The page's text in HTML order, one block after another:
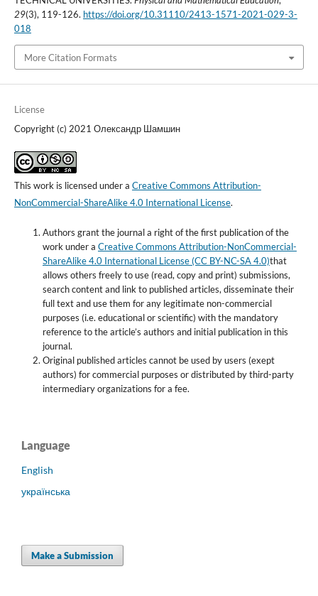
29(3), 119-126. https://doi.org/10.31110/2413-1571-2021-029-3-
018
More Citation Formats
License
Copyright (c) 2021 Олександр Шамшин
This work is licensed under a Creative Commons Attribution-
NonCommercial-ShareAlike 4.0 International License.
Authors grant the journal a right of the first publication of the
work under a Creative Commons Attribution-NonCommercial-
ShareAlike 4.0 International License (CC BY-NC-SA 4.0)that
allows others freely to use (read, copy and print) submissions,
search content and link to published articles, disseminate their
full text and use them for any legitimate non-commercial
purposes (i.e. educational or scientific) with the mandatory
reference to the article’s authors and initial publication in this
journal.
Original published articles cannot be used by users (exept
authors) for commercial purposes or distributed by third-party
intermediary organizations for a fee.
Language
English
українська
Make a Submission